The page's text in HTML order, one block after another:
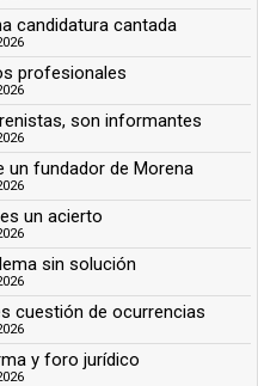
candidatura cantada
profesionales
son informantes
un fundador de Morena
un acierto
sin solución
cuestión de ocurrencias
y foro jurídico